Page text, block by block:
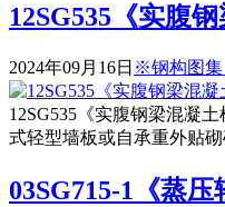
12SG535《实腹钢
2024年09月16日 ※钢构图
12SG535《实腹钢梁混凝
式轻型墙板或自承重外贴
03SG715-1《蒸